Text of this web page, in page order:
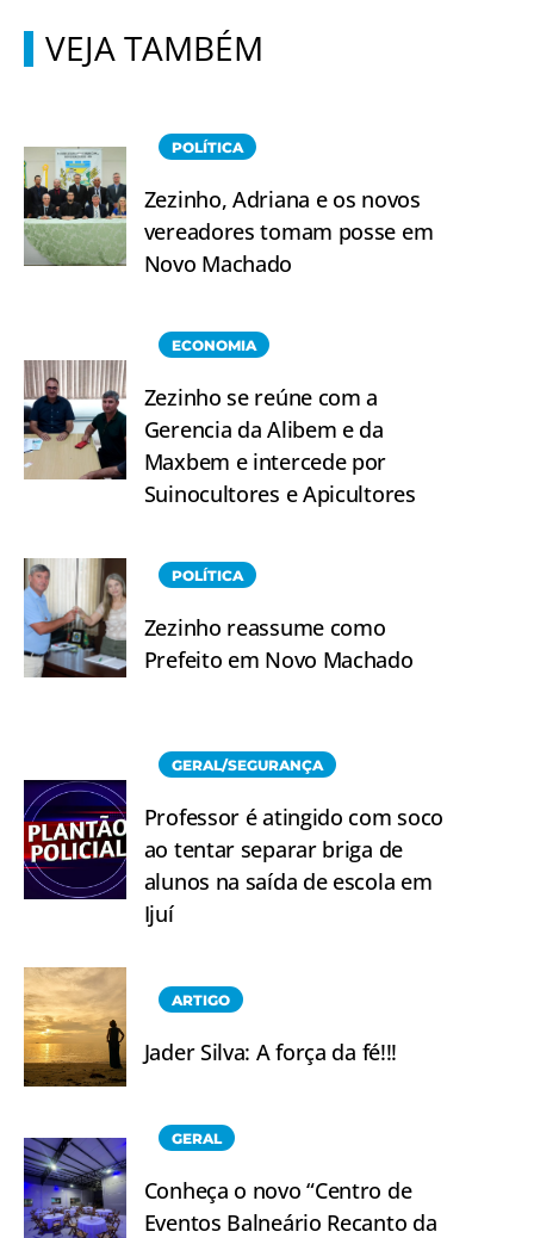
VEJA TAMBÉM
POLÍTICA
Zezinho, Adriana e os novos
vereadores tomam posse em
Novo Machado
ECONOMIA
Zezinho se reúne com a
Gerencia da Alibem e da
Maxbem e intercede por
Suinocultores e Apicultores
POLÍTICA
Zezinho reassume como
Prefeito em Novo Machado
GERAL/SEGURANÇA
Professor é atingido com soco
ao tentar separar briga de
alunos na saída de escola em
Ijuí
ARTIGO
Jader Silva: A força da fé!!!
GERAL
Conheça o novo “Centro de
Eventos Balneário Recanto da